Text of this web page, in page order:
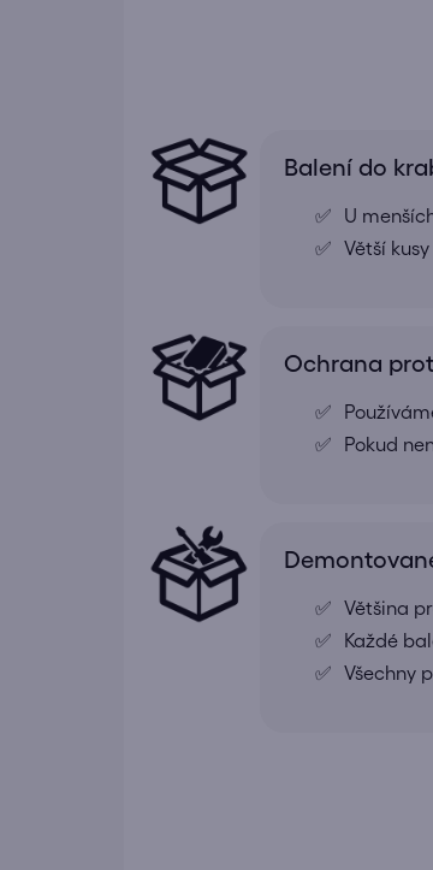
Balení do
U
Větší
Ochrana
Pokud
Většina
Každé
Všechny